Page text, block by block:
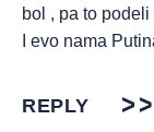
bol , pa to
I evo nama
REPLY